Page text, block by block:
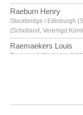
Raeburn Henry
Stockbridge / Edinburgh
(Schotland, Verenigd
Raemaekers Louis
Roermond (Nederland)
tweede helft 16de eeuw